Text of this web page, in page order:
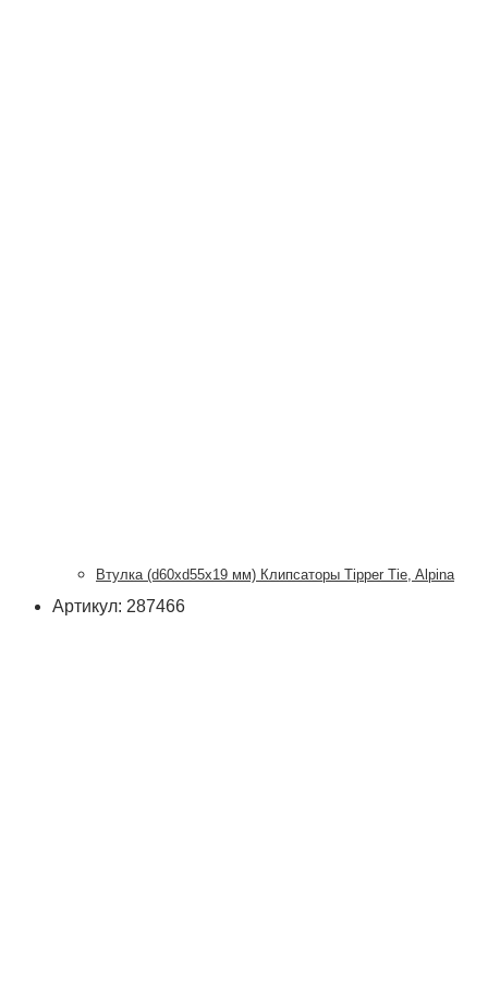
Втулка (d60xd55x19 мм) Клипсаторы Tipper Tie, Alpina
Артикул: 287466